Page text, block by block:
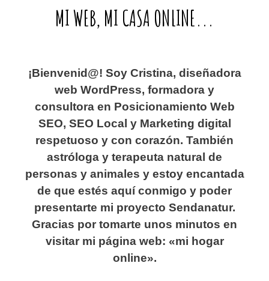
MI WEB, MI CASA ONLINE...
¡Bienvenid@! Soy Cristina, diseñadora
web WordPress, formadora y
consultora en Posicionamiento Web
SEO, SEO Local y Marketing digital
respetuoso y con corazón. También
astróloga y terapeuta natural de
personas y animales y estoy encantada
de que estés aquí conmigo y poder
presentarte mi proyecto Sendanatur.
Gracias por tomarte unos minutos en
visitar mi página web: «mi hogar
online».